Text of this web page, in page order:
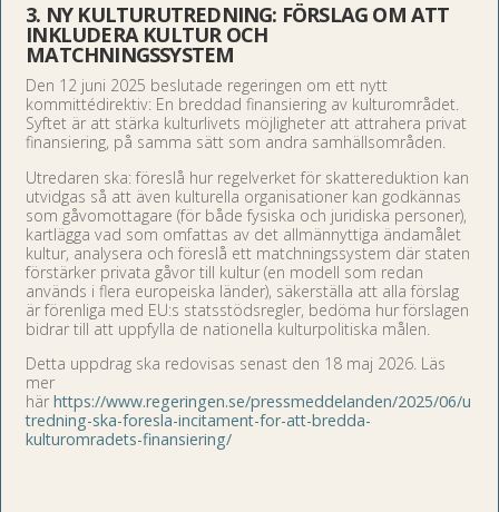
3. NY KULTURUTREDNING: FÖRSLAG OM ATT
INKLUDERA KULTUR OCH
MATCHNINGSSYSTEM
Den 12 juni 2025 beslutade regeringen om ett nytt
kommittédirektiv: En breddad finansiering av kulturområdet.
Syftet är att stärka kulturlivets möjligheter att attrahera privat
finansiering, på samma sätt som andra samhällsområden.
Utredaren ska: föreslå hur regelverket för skattereduktion kan
utvidgas så att även kulturella organisationer kan godkännas
som gåvomottagare (för både fysiska och juridiska personer),
kartlägga vad som omfattas av det allmännyttiga ändamålet
kultur, analysera och föreslå ett matchningssystem där staten
förstärker privata gåvor till kultur (en modell som redan
används i flera europeiska länder), säkerställa att alla förslag
är förenliga med EU:s statsstödsregler, bedöma hur förslagen
bidrar till att uppfylla de nationella kulturpolitiska målen.
Detta uppdrag ska redovisas senast den 18 maj 2026. Läs
mer
härhttps://www.regeringen.se/pressmeddelanden/2025/06/u
tredning-ska-foresla-incitament-for-att-bredda-
kulturomradets-finansiering/